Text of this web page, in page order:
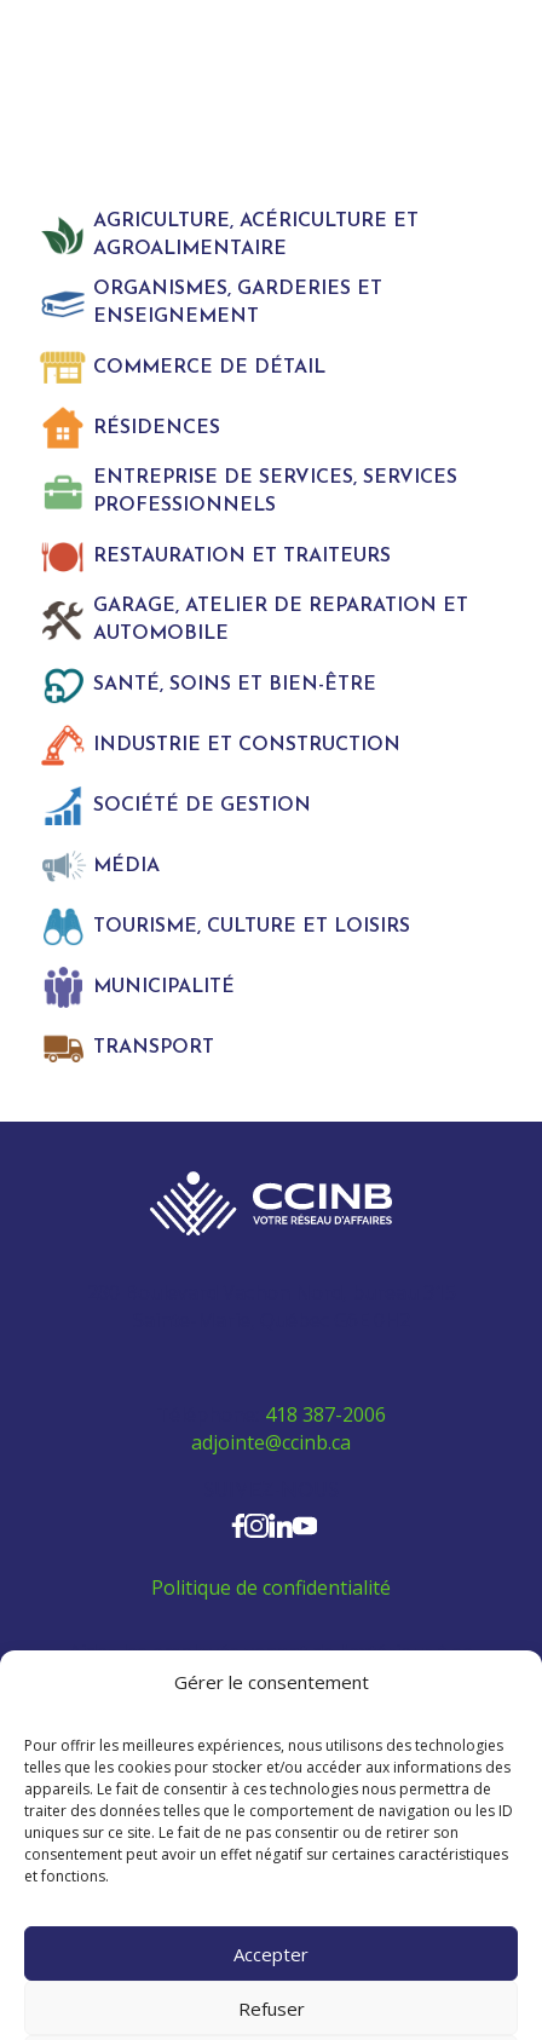
Gérer le consentement
Pour offrir les meilleures expériences, nous utilisons des technologies
telles que les cookies pour stocker et/ou accéder aux informations des
appareils. Le fait de consentir à ces technologies nous permettra de
traiter des données telles que le comportement de navigation ou les ID
uniques sur ce site. Le fait de ne pas consentir ou de retirer son
consentement peut avoir un effet négatif sur certaines caractéristiques
et fonctions.
Accepter
Refuser
AGRICULTURE, ACÉRICULTURE ET
AGROALIMENTAIRE
ORGANISMES, GARDERIES ET
ENSEIGNEMENT
COMMERCE DE DÉTAIL
RÉSIDENCES
ENTREPRISE DE SERVICES, SERVICES
PROFESSIONNELS
RESTAURATION ET TRAITEURS
GARAGE, ATELIER DE REPARATION ET
AUTOMOBILE
SANTÉ, SOINS ET BIEN-ÊTRE
INDUSTRIE ET CONSTRUCTION
SOCIÉTÉ DE GESTION
MÉDIA
TOURISME, CULTURE ET LOISIRS
MUNICIPALITÉ
TRANSPORT
418 387-2006
adjointe@ccinb.ca
Politique de confidentialité
Aidez les employés venant de l'extérieur à se
trouver un logement: